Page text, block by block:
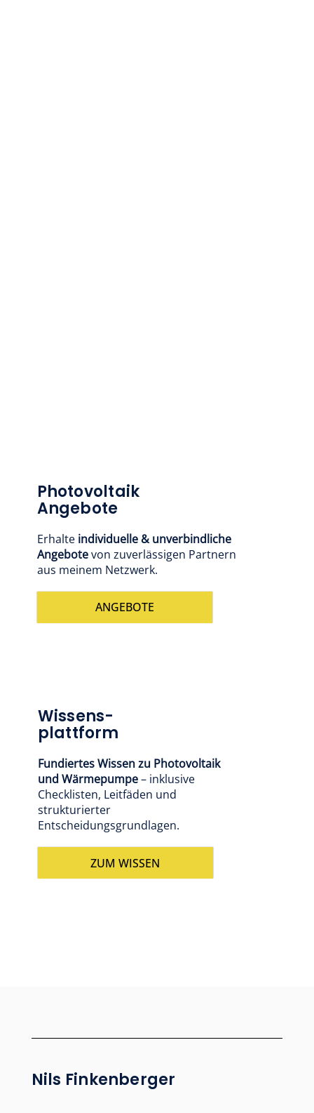
Photovoltaik
Angebote
Erhalte individuelle & unverbindliche
Angebotevon zuverlässigen Partnern
aus meinem Netzwerk.
ANGEBOTE
Wissens-
plattform
Fundiertes Wissen zu Photovoltaik
und Wärmepumpe– inklusive
Checklisten, Leitfäden und
strukturierter
Entscheidungsgrundlagen.
ZUM WISSEN
Nils Finkenberger